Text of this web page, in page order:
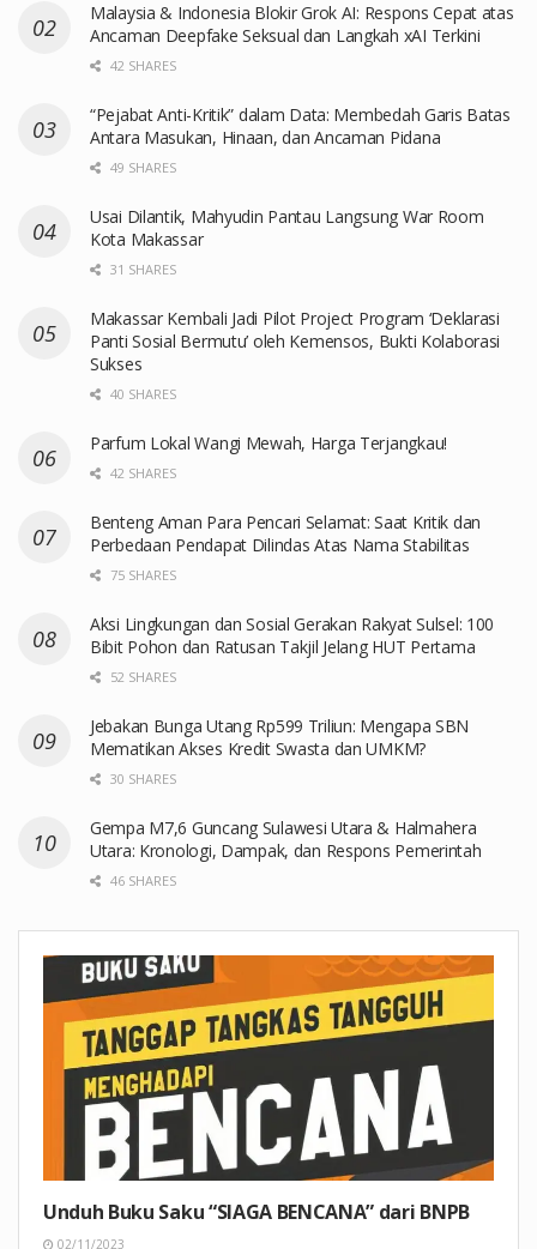
Malaysia & Indonesia Blokir Grok AI: Respons Cepat atas
Ancaman Deepfake Seksual dan Langkah xAI Terkini
42 SHARES
“Pejabat Anti-Kritik” dalam Data: Membedah Garis Batas
Antara Masukan, Hinaan, dan Ancaman Pidana
49 SHARES
Usai Dilantik, Mahyudin Pantau Langsung War Room
Kota Makassar
31 SHARES
Makassar Kembali Jadi Pilot Project Program ‘Deklarasi
Panti Sosial Bermutu’ oleh Kemensos, Bukti Kolaborasi
Sukses
40 SHARES
Parfum Lokal Wangi Mewah, Harga Terjangkau!
42 SHARES
Benteng Aman Para Pencari Selamat: Saat Kritik dan
Perbedaan Pendapat Dilindas Atas Nama Stabilitas
75 SHARES
Aksi Lingkungan dan Sosial Gerakan Rakyat Sulsel: 100
Bibit Pohon dan Ratusan Takjil Jelang HUT Pertama
52 SHARES
Jebakan Bunga Utang Rp599 Triliun: Mengapa SBN
Mematikan Akses Kredit Swasta dan UMKM?
30 SHARES
Gempa M7,6 Guncang Sulawesi Utara & Halmahera
Utara: Kronologi, Dampak, dan Respons Pemerintah
46 SHARES
Unduh Buku Saku “SIAGA BENCANA” dari BNPB
02/11/2023